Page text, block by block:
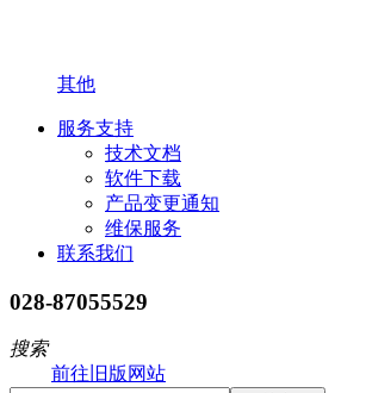
其他
服务支持
技术文档
软件下载
产品变更通知
维保服务
联系我们
028-87055529
搜索
前往旧版网站